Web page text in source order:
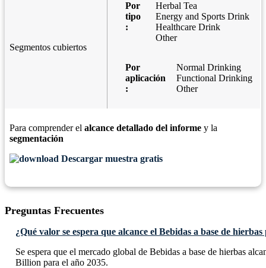
Segmentos cubiertos
Por
tipo
:
Herbal Tea
Energy and Sports Drink
Healthcare Drink
Other
Por
aplicación
:
Normal Drinking
Functional Drinking
Other
Para comprender el alcance detallado del informe y la
segmentación
Descargar muestra gratis
Preguntas Frecuentes
¿Qué valor se espera que alcance el Bebidas a base de
Se espera que el mercado global de Bebidas a base de hierbas
Billion para el año 2035.